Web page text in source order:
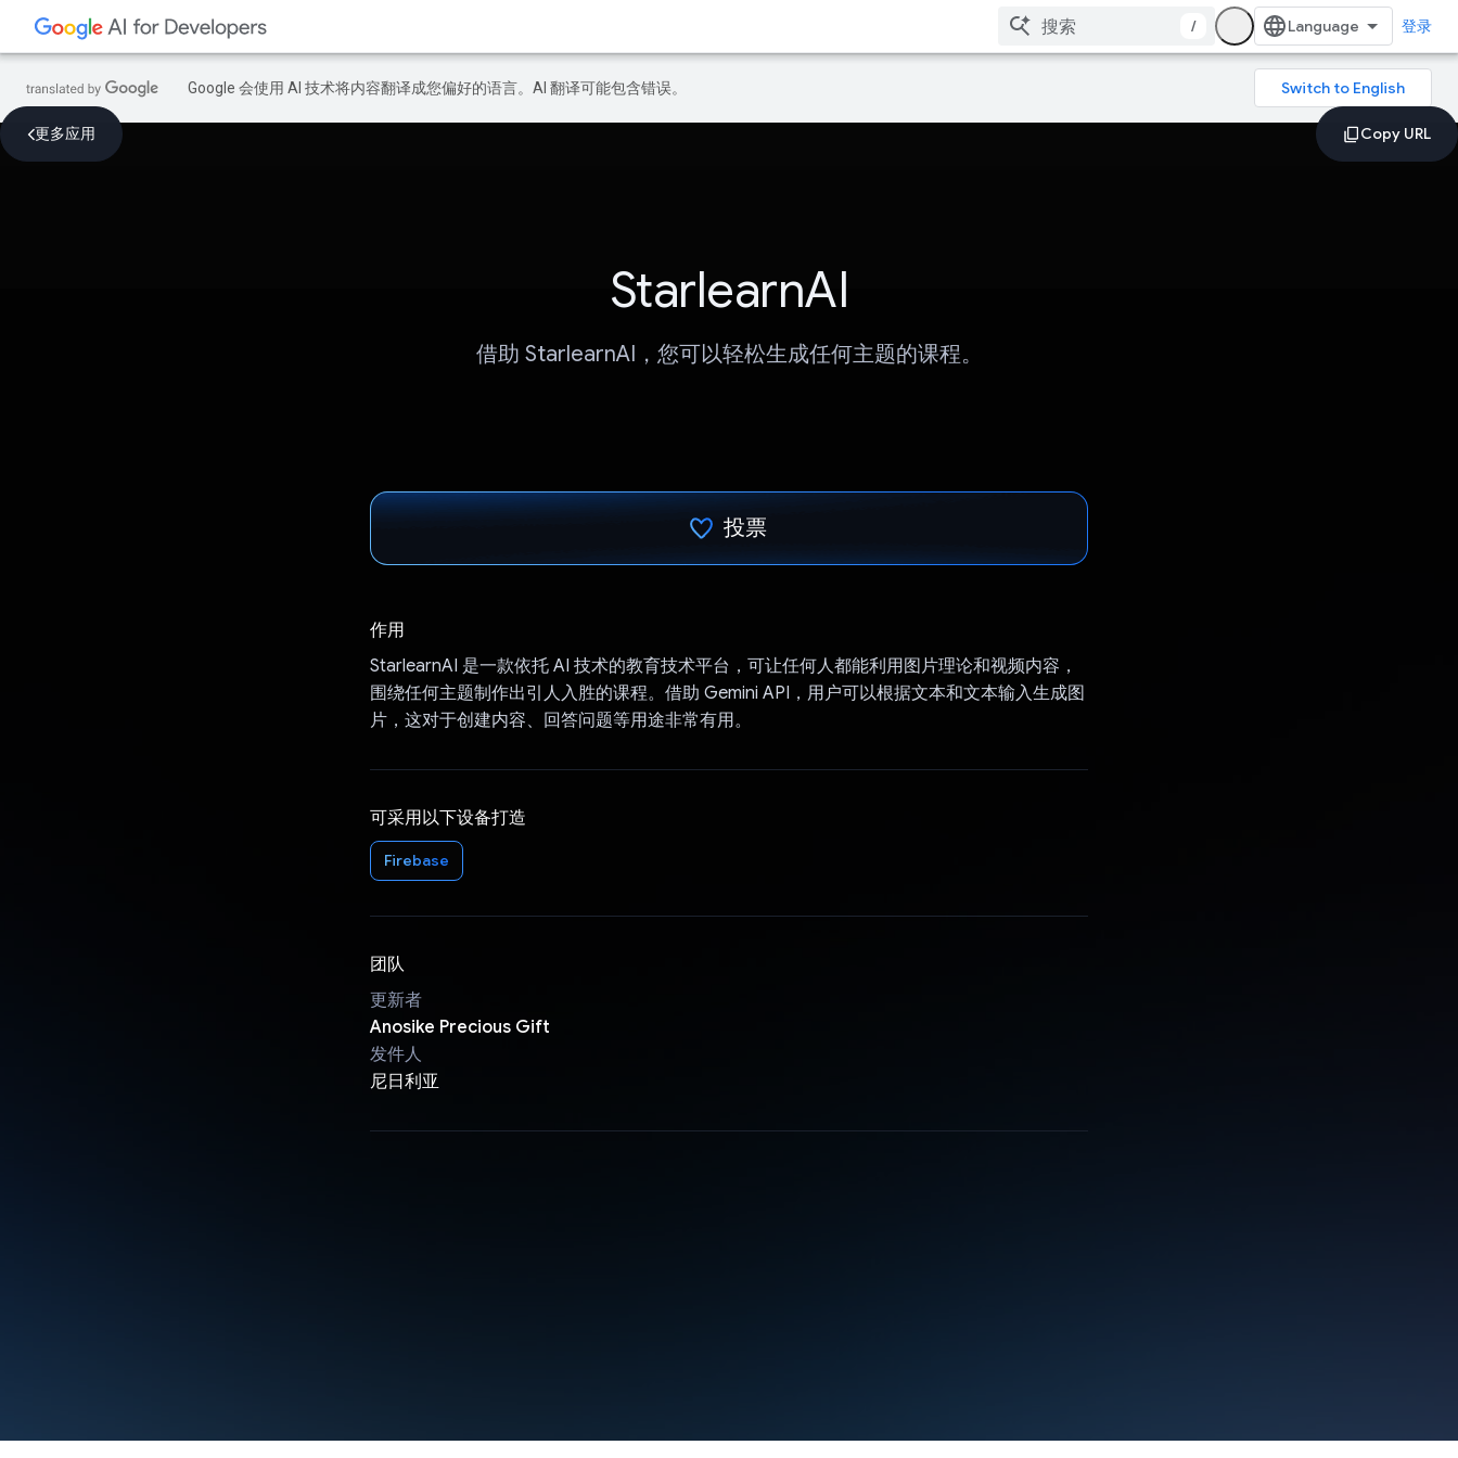
/ 登录
Google 会使用 AI 技术将内容翻译成您偏好的语言。AI 翻译可能包含错误。
更多应用
StarlearnAI
借助 StarlearnAI，您可以轻松生成任何主题的课程。
投票
作用
StarlearnAI 是一款依托 AI 技术的教育技术平台，可让任何人都能利用图片理论和视频内容，
围绕任何主题制作出引人入胜的课程。借助 Gemini API，用户可以根据文本和文本输入生成图
片，这对于创建内容、回答问题等用途非常有用。
可采用以下设备打造
Firebase
团队
更新者
Anosike Precious Gift
发件人
尼日利亚